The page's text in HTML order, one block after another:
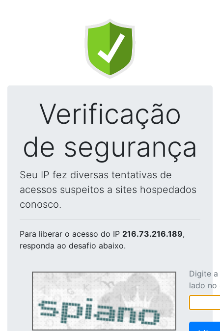
Verificação
de segurança
Seu IP fez diversas tentativas de
acessos suspeitos a sites hospedados
conosco.
Para liberar o acesso do IP 216.73.216.189,
responda ao desafio abaixo.
Digite
lado no